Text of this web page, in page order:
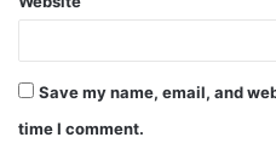
Save my name, email, and
time I comment.